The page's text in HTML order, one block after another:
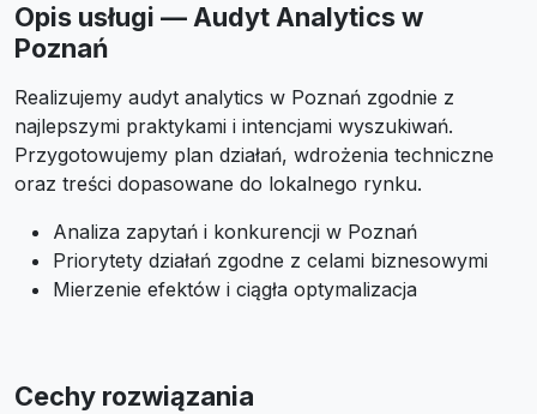
Opis usługi — Audyt Analytics w
Poznań
Realizujemy audyt analytics w Poznań zgodnie z
najlepszymi praktykami i intencjami wyszukiwań.
Przygotowujemy plan działań, wdrożenia techniczne
oraz treści dopasowane do lokalnego rynku.
Analiza zapytań i konkurencji w Poznań
Priorytety działań zgodne z celami biznesowymi
Mierzenie efektów i ciągła optymalizacja
Cechy rozwiązania